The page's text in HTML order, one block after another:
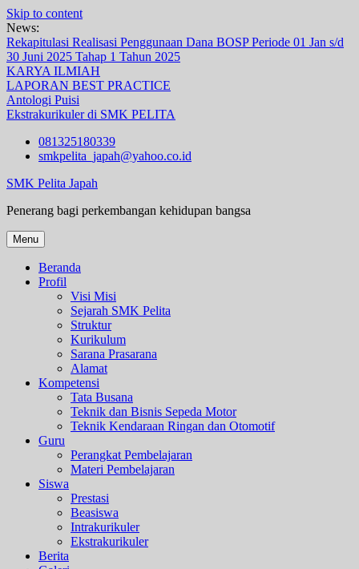
Skip to content
News:
Rekapitulasi Realisasi Penggunaan Dana BOSP Periode 01 Jan s/d
30 Juni 2025 Tahap 1 Tahun 2025
KARYA ILMIAH
LAPORAN BEST PRACTICE
Antologi Puisi
Ekstrakurikuler di SMK PELITA
081325180339
smkpelita_japah@yahoo.co.id
SMK Pelita Japah
Penerang bagi perkembangan kehidupan bangsa
Menu
Beranda
Profil
Visi Misi
Sejarah SMK Pelita
Struktur
Kurikulum
Sarana Prasarana
Alamat
Kompetensi
Tata Busana
Teknik dan Bisnis Sepeda Motor
Teknik Kendaraan Ringan dan Otomotif
Guru
Perangkat Pembelajaran
Materi Pembelajaran
Siswa
Prestasi
Beasiswa
Intrakurikuler
Ekstrakurikuler
Berita